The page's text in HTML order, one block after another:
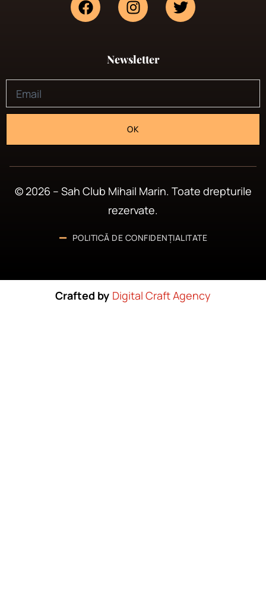
Newsletter
OK
© 2026 – Sah Club Mihail Marin. Toate drepturile
rezervate.
POLITICĂ DE CONFIDENȚIALITATE
Crafted by Digital Craft Agency